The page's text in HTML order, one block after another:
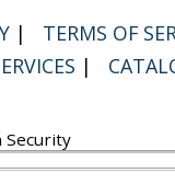
|
TERMS OF
|
Security